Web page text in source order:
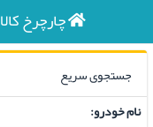
چارچرخ کالا
جستجوی سریع
نام خودرو: